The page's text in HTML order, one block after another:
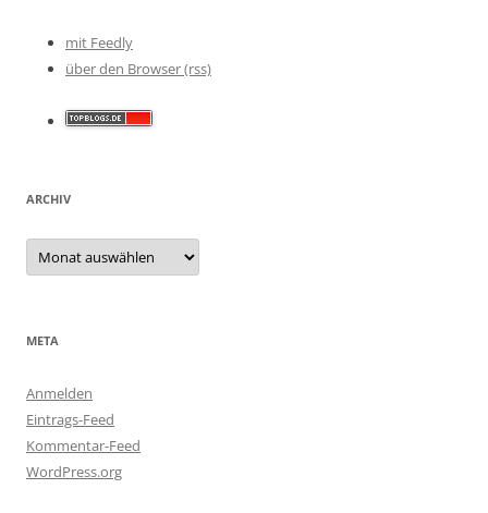
mit Feedly
über den Browser (rss)
ARCHIV
Archiv
META
Anmelden
Eintrags-Feed
Kommentar-Feed
WordPress.org